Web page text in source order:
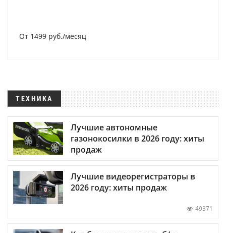
От 1499 руб./месяц
ТЕХНИКА
Лучшие автономные
газонокосилки в 2026 году: хиты
продаж
Лучшие видеорегистраторы в
2026 году: хиты продаж
49371